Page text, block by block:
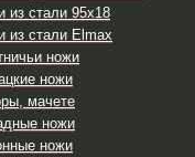
из стали 95х18
из стали Elmax
ножи
ножи
мачете
ножи
ножи